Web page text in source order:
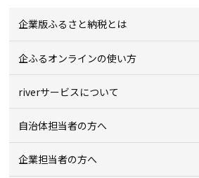
企業版ふるさと納税とは
企ふるオンラインの使い方
riverサービスについて
自治体担当者の方へ
企業担当者の方へ